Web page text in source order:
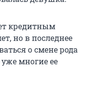
кредитным
но в последнее
о смене рода
уже многие ее